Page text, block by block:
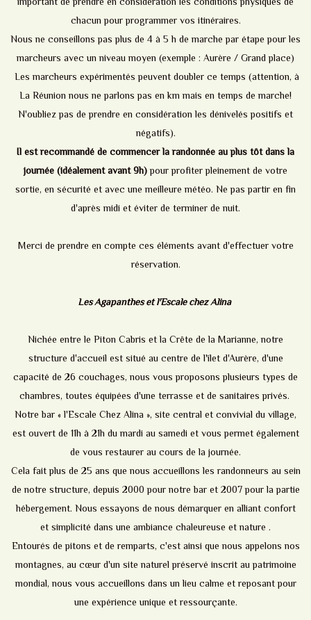
chacun pour programmer vos itinéraires.
Nous ne conseillons pas plus de 4 à 5 h de marche par étape pour les
marcheurs avec un niveau moyen (exemple : Aurère / Grand place)
Les marcheurs expérimentés peuvent doubler ce temps (attention, à
La Réunion nous ne parlons pas en km mais en temps de marche!
N'oubliez pas de prendre en considération les dénivelés positifs et
négatifs).
Il est recommandé de commencer la randonnée au plus tôt dans la
journée (idéalement avant 9h)pour profiter pleinement de votre
sortie, en sécurité et avec une meilleure météo. Ne pas partir en fin
d'après midi et éviter de terminer de nuit.
Merci de prendre en compte ces éléments avant d'effectuer votre
réservation.
Les Agapanthes et l'Escale chez Alina
Nichée entre le Piton Cabris et la Crête de la Marianne, notre
structure d'accueil est situé au centre de l'îlet d'Aurère, d'une
capacité de 26 couchages, nous vous proposons plusieurs types de
chambres, toutes équipées d'une terrasse et de sanitaires privés.
Notre bar « l'Escale Chez Alina », site central et convivial du village,
est ouvert de 11h à 21h du mardi au samedi et vous permet également
de vous restaurer au cours de la journée.
Cela fait plus de 25 ans que nous accueillons les randonneurs au sein
de notre structure, depuis 2000 pour notre bar et 2007 pour la partie
hébergement. Nous essayons de nous démarquer en alliant confort
et simplicité dans une ambiance chaleureuse et nature .
Entourés de pitons et de remparts, c'est ainsi que nous appelons nos
montagnes, au cœur d'un site naturel préservé inscrit au patrimoine
mondial, nous vous accueillons dans un lieu calme et reposant pour
une expérience unique et ressourçante.